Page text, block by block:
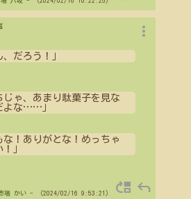
、だろう！」
じゃ、あまり駄菓子を見な
よな……
な！ありがとな！めっちゃ
」
more_vert
場 かい- （2024/02/16 9:53:21） move_up reply